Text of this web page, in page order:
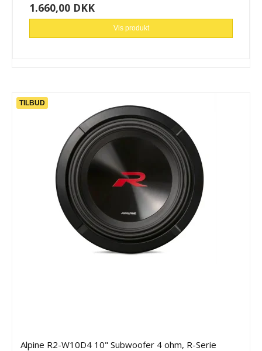
1.660,00 DKK
Vis produkt
TILBUD
Alpine R2-W10D4 10" Subwoofer 4 ohm, R-Serie